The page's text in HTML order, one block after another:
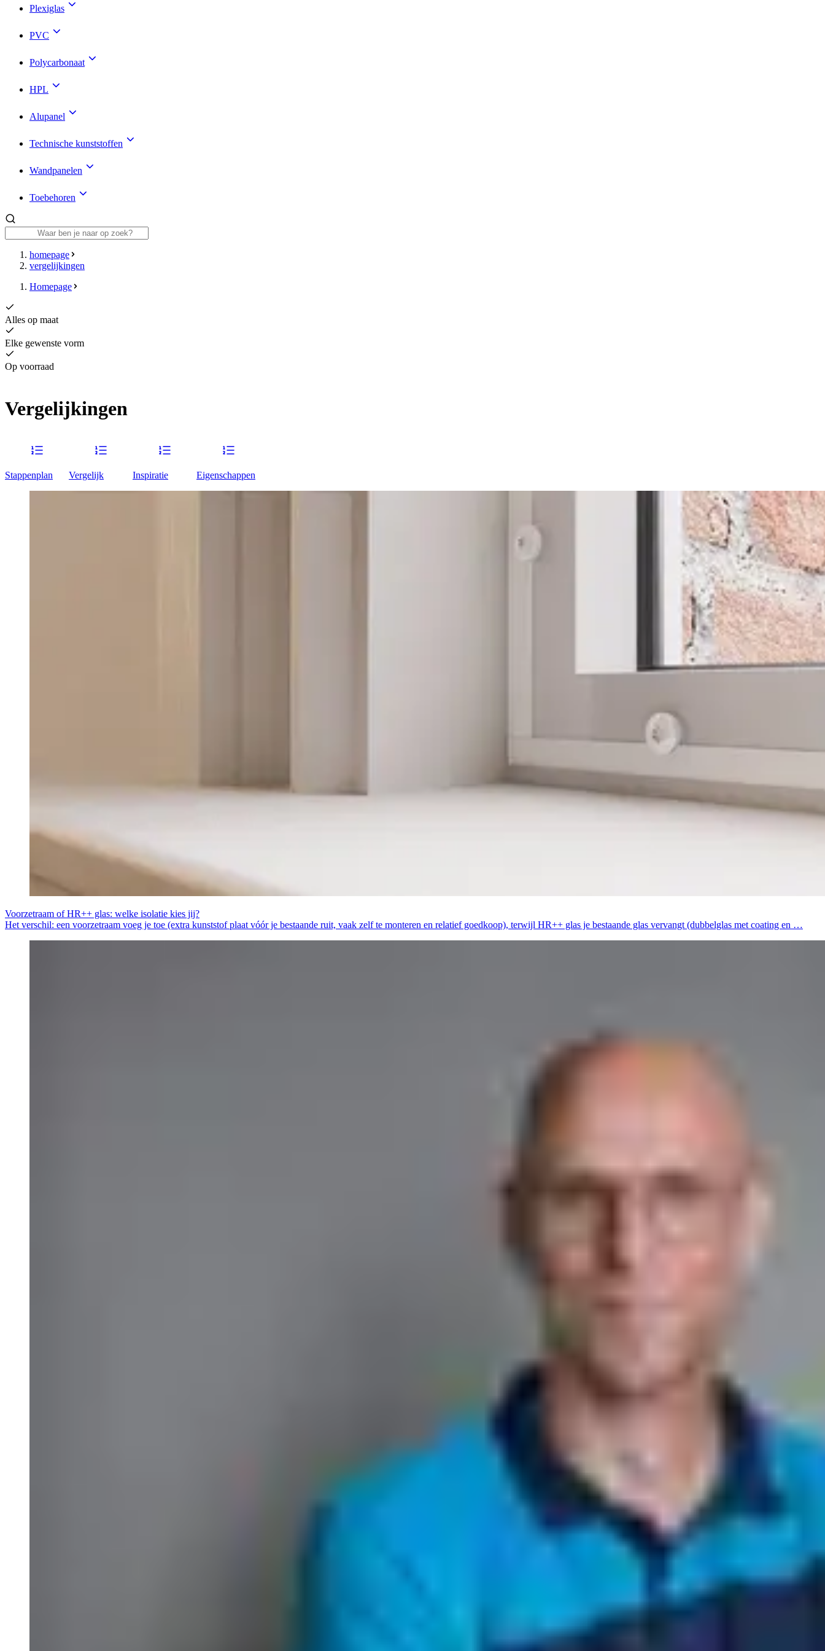
Plexiglas
PVC
Polycarbonaat
HPL
Alupanel
Technische kunststoffen
Wandpanelen
Toebehoren
homepage
vergelijkingen
Homepage
Alles op maat
Elke gewenste vorm
Op voorraad
Vergelijkingen
Stappenplan Vergelijk Inspiratie Eigenschappen
Voorzetraam of HR++ glas: welke isolatie kies jij?
Het verschil: een voorzetraam voeg je toe (extra kunststof plaat vóór je bestaande ruit, vaak zelf te monteren en relatief goedkoop), terwijl HR++ glas je bestaande glas vervangt (dubbelglas met coating en …